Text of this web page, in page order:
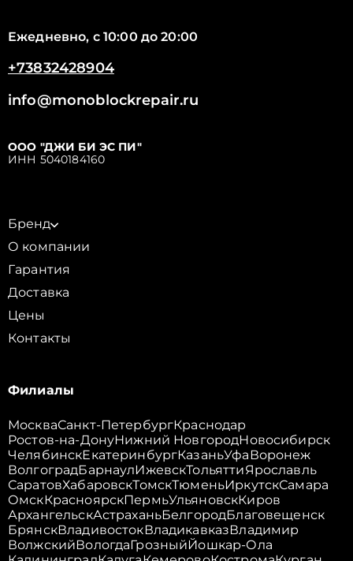
Ежедневно, с 10:00 до 20:00
+73832428904
info@monoblockrepair.ru
ООО "ДЖИ БИ ЭС ПИ"
ИНН 5040184160
Бренд
О компании
Гарантия
Доставка
Цены
Контакты
Филиалы
МоскваСанкт-ПетербургКраснодар
Ростов-на-ДонуНижний НовгородНовосибирск
ЧелябинскЕкатеринбургКазаньУфаВоронеж
ВолгоградБарнаулИжевскТольяттиЯрославль
СаратовХабаровскТомскТюменьИркутскСамара
ОмскКрасноярскПермьУльяновскКиров
АрхангельскАстраханьБелгородБлаговещенск
БрянскВладивостокВладикавказВладимир
ВолжскийВологдаГрозныйЙошкар-Ола